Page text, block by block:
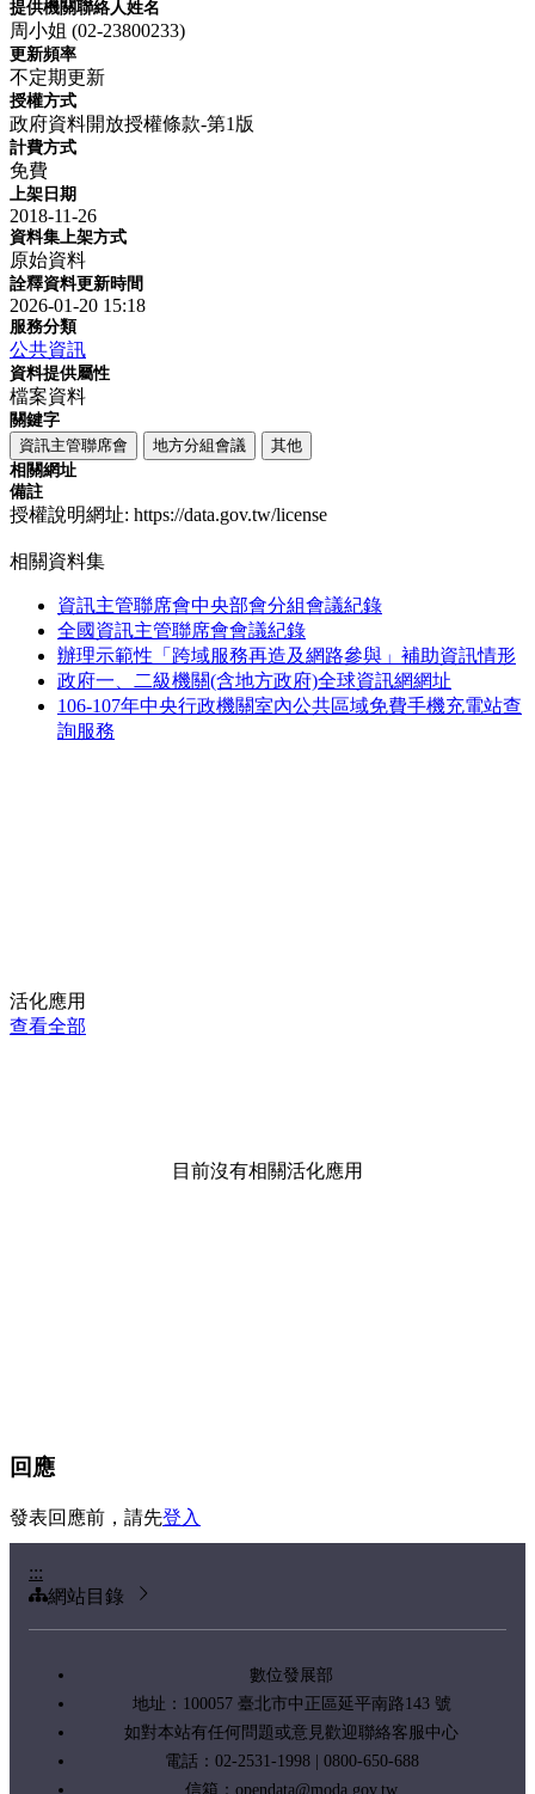
提供機關聯絡人姓名
周小姐 (02-23800233)
更新頻率
不定期更新
授權方式
政府資料開放授權條款-第1版
計費方式
免費
上架日期
2018-11-26
資料集上架方式
原始資料
詮釋資料更新時間
2026-01-20 15:18
服務分類
公共資訊
資料提供屬性
檔案資料
關鍵字
資訊主管聯席會
地方分組會議
其他
相關網址
備註
授權說明網址: https://data.gov.tw/license
相關資料集
資訊主管聯席會中央部會分組會議紀錄
全國資訊主管聯席會會議紀錄
辦理示範性「跨域服務再造及網路參與」補助資訊情形
政府一、二級機關(含地方政府)全球資訊網網址
106-107年中央行政機關室內公共區域免費手機充電站查
詢服務
活化應用
查看全部
目前沒有相關活化應用
回應
發表回應前，請先登入
:::
網站目錄
數位發展部
地址：100057 臺北市中正區延平南路143 號
如對本站有任何問題或意見歡迎聯絡客服中心
電話：02-2531-1998 | 0800-650-688
信箱： opendata@moda.gov.tw